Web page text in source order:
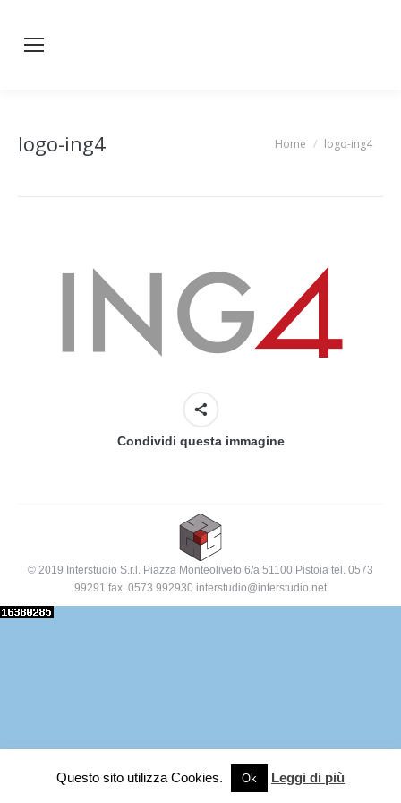
logo-ing4 You are here:
Home logo-ing4
Condividi questa immagine
© 2019 Interstudio S.r.l. Piazza Monteoliveto 6/a 51100 Pistoia tel. 0573
99291 fax. 0573 992930 interstudio@interstudio.net
Questo sito utilizza Cookies. Ok Leggi di più